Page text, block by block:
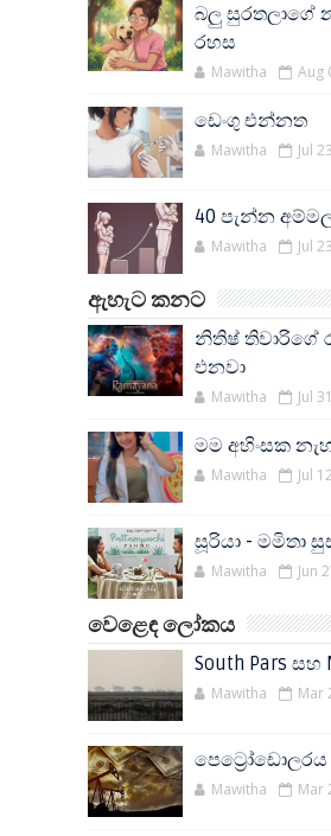
බලු සුරතලාගේ
රහස
Mawitha Aug
ඩෙංගු එන්නත
Mawitha Jul
40 පැන්න
Mawitha Jul
ඇහැට කනට
නිතිෂ් තිවාරිගේ
එනවා
Mawitha Jul
මම අහිංසක
Mawitha Jul
සූරියා - මමිතා
Mawitha Jun
වෙළෙඳ ලෝකය
South Pars සහ
Mawitha Mar
පෙට්‍රෝඩොලරය
Mawitha Mar